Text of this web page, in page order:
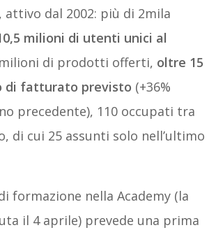
attivo dal 2002: più di 2mila
milioni di utenti unici al
di prodotti offerti, oltre 15
di fatturato previsto (+36%
precedente), 110 occupati tra
di cui 25 assunti solo nell’ultimo
formazione nella Academy (la
il 4 aprile) prevede una prima